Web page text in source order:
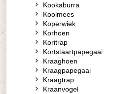
Kookaburra
Koolmees
Koperwiek
Korhoen
Koritrap
Kortstaartpapegaai
Kraaghoen
Kraagpapegaai
Kraagtrap
Kraanvogel